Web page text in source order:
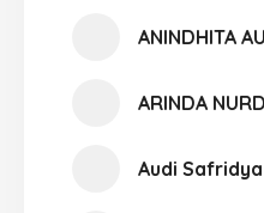
ANINDHITA
ARINDA
Audi Safridya